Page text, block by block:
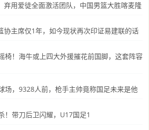
弃用爱徒全面激活团队，中国男篮大胜喀麦隆
协主席仅1年，如今现状再次印证易建联的话
椅！海牛或上四大外援摧花前国脚，这套阵容
场，9328人前，枪手主帅竟称国足未来是他
！带刀后卫闪耀，U17国足1